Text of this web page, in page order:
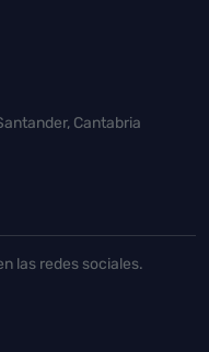
Cantabria
las redes sociales.